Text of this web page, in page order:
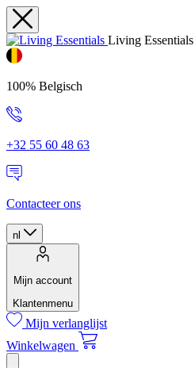
Living Essentials
100% Belgisch
+32 55 60 48 63
Contacteer ons
nl
Mijn account
Klantenmenu
Mijn verlanglijst
Winkelwagen